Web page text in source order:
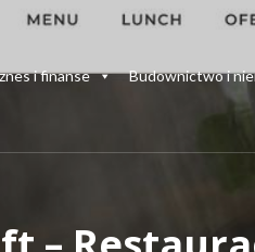
i finanse Budownictwo i